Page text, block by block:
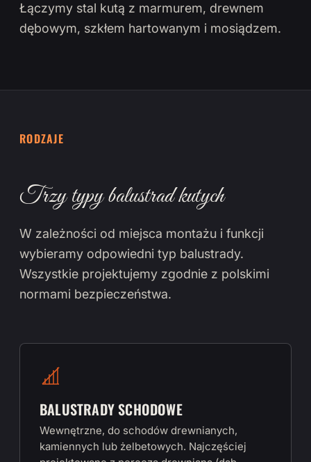
Łączymy stal kutą z marmurem, drewnem
dębowym, szkłem hartowanym i mosiądzem.
RODZAJE
Trzy typy balustrad kutych
W zależności od miejsca montażu i funkcji
wybieramy odpowiedni typ balustrady.
Wszystkie projektujemy zgodnie z polskimi
normami bezpieczeństwa.
BALUSTRADY SCHODOWE
Wewnętrzne, do schodów drewnianych,
kamiennych lub żelbetowych. Najczęściej